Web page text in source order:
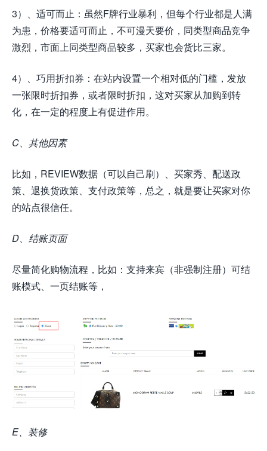
3）、适可而止：虽然F牌行业暴利，但每个行业都是人满
为患，价格要适可而止，不可漫天要价，同类型商品竞争
激烈，市面上同类型商品较多，买家也会货比三家。
4）、巧用折扣券：在站内设置一个相对低的门槛，发放
一张限时折扣券，或者限时折扣，这对买家从加购到转
化，在一定的程度上有促进作用。
C、其他因素
比如，REVIEW数据（可以自己刷）、买家秀、配送政
策、退换货政策、支付政策等，总之，就是要让买家对你
的站点很信任。
D、结账页面
尽量简化购物流程，比如：支持来宾（非强制注册）可结
账模式、一页结账等，
E、装修